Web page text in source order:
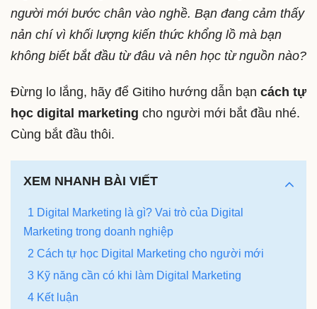
người mới bước chân vào nghề. Bạn đang cảm thấy
nản chí vì khối lượng kiến thức khổng lồ mà bạn
không biết bắt đầu từ đâu và nên học từ nguồn nào?
Đừng lo lắng, hãy để Gitiho hướng dẫn bạn cách tự
học digital marketing cho người mới bắt đầu nhé.
Cùng bắt đầu thôi.
XEM NHANH BÀI VIẾT
1 Digital Marketing là gì? Vai trò của Digital
Marketing trong doanh nghiệp
2 Cách tự học Digital Marketing cho người mới
3 Kỹ năng cần có khi làm Digital Marketing
4 Kết luận